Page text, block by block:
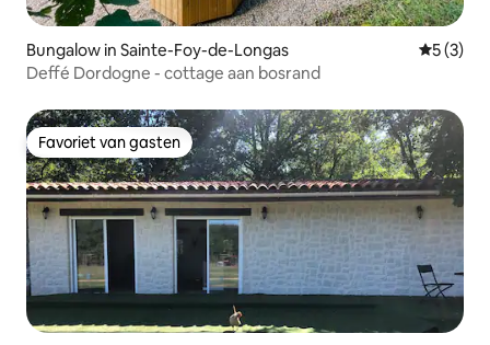
Bungalow in Sainte-Foy-de-Longas
5 (3)
Deffé Dordogne - cottage aan bosrand
Favoriet van gasten
Favoriet van gasten